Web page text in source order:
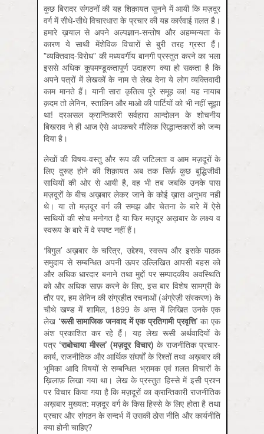
कुछ बिरादर संगठनों की यह शिक़ायत सुनने में आयी कि मज़दूर
वर्ग में सीधे-सीधे विचारधारा के प्रचार की यह कार्रवाई ग़लत है।
हमारे ख़याल से अपने अल्पज्ञान-सन्तोष और अहम्मन्यता के
कारण ये साथी मेंशेविक विचारों से बुरी तरह ग्रस्त हैं।
”व्यक्तिवाद-विरोध” की मध्‍यवर्गीय बानगी प्रस्तुत करने का भला
इससे अधिक कूपमण्डूकतापूर्ण उदाहरण क्या हो सकता है कि
अपने पत्रों में लेखकों के नाम से लेख देना ये लोग व्यक्तिवादी
काम मानते हैं। यानी सारा कृतित्व पूरे समूह का! यह नायाब
क़दम तो लेनिन, स्तालिन और माओ की पार्टियों को भी नहीं सूझा
था! दरअसल क्रान्तिकारी सर्वहारा आन्दोलन के शोचनीय
बिखराव ने ही आज ऐसे अधकचरे मौलिक सिद्धान्तकारों को जन्म
दिया है।
लेखों की विषय-वस्तु और रूप की जटिलता व आम मज़दूरों के
लिए दुरूह होने की शिक़ायत अब तक सिर्फ़ कुछ बुद्धिजीवी
साथियों की ओर से आयी है, वह भी तब जबकि उनके पास
मज़दूरों के बीच अख़बार लेकर जाने के कोई ख़ास अनुभव नहीं
थे। या तो मज़दूर वर्ग की समझ और चेतना के बारे में ऐसे
साथियों की सोच मनोगत है या फिर मज़दूर अख़बार के लक्ष्य व
स्वरूप के बारे में वे स्पष्ट नहीं हैं।
‘बिगुल’ अख़बार के चरित्र, उद्देश्य, स्वरूप और इसके पाठक
समुदाय से सम्बन्धित अपनी ऊपर उल्लिखित आपसी बहस को
और अधिक धारदार बनाने तथा मुद्दों पर सम्पादकीय अवस्थिति
को और अधिक साफ़ करने के लिए, इस बार विशेष सामग्री के
तौर पर, हम लेनिन की संग्रहीत रचनाओं (अंग्रेज़ी संस्करण) के
चौथे खण्ड में शामिल, 1899 के अन्त में लिखित उनके एक
लेख ‘रूसी सामाजिक जनवाद में एक प्रतिगामी प्रवृत्ति’का एक
अंश प्रकाशित कर रहे हैं। यह लेख रूसी अर्थवादियों के
पत्र ‘राबोचाया मीस्ल’ (मज़दूर विचार)के राजनीतिक प्रचार-
कार्य, राजनीतिक और आर्थिक संघर्षों के रिश्तों तथा अख़बार की
भूमिका आदि विषयों से सम्बन्धित भ्रामक एवं ग़लत विचारों के
ख़िलाफ़ लिखा गया था। लेख के प्रस्तुत हिस्से में इसी प्रश्न
पर विचार किया गया है कि मज़दूरों का क्रान्तिकारी राजनीतिक
अख़बार मुख्यत: मज़दूर वर्ग के किस हिस्से के लिए होता है तथा
प्रचार और संगठन के सन्दर्भ में उसकी ठोस नीति और कार्यनीति
क्या होनी चाहिए?